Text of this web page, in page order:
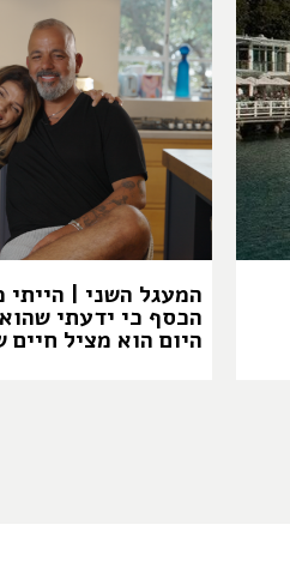
המעגל השני |
הכסף כי ידעתי
היום הוא מציל